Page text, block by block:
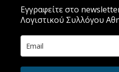
Εγγραφείτε στο
Λογιστικού Συλλόγου